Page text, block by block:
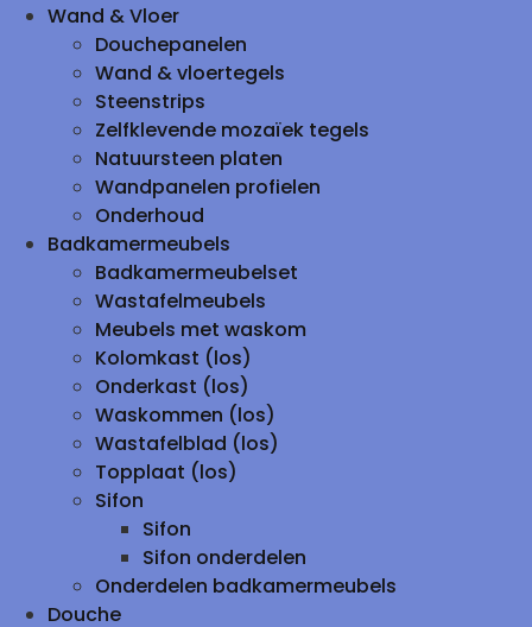
Wand & Vloer
Douchepanelen
Wand & vloertegels
Steenstrips
Zelfklevende mozaïek tegels
Natuursteen platen
Wandpanelen profielen
Onderhoud
Badkamermeubels
Badkamermeubelset
Wastafelmeubels
Meubels met waskom
Kolomkast (los)
Onderkast (los)
Waskommen (los)
Wastafelblad (los)
Topplaat (los)
Sifon
Sifon
Sifon onderdelen
Onderdelen badkamermeubels
Douche